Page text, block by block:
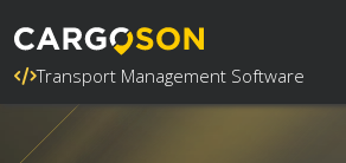
Transport Management Software